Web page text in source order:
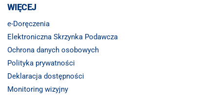
WIĘCEJ
e-Doręczenia
Elektroniczna Skrzynka Podawcza
Ochrona danych osobowych
Polityka prywatności
Deklaracja dostępności
Monitoring wizyjny